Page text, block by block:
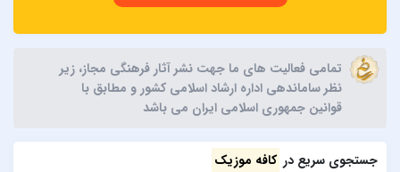
تمامی فعالیت های ما جهت نشر آثار فرهنگی مجاز، زیر
نظر ساماندهی اداره ارشاد اسلامی کشور و مطابق با
قوانین جمهوری اسلامی ایران می باشد
جستجوی سریع در کافه موزیک